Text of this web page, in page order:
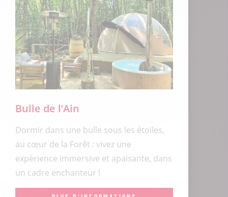
Bulle de l’Ain
Dormir dans une bulle sous les étoiles,
au cœur de la Forêt : vivez une
expérience immersive et apaisante, dans
un cadre enchanteur !